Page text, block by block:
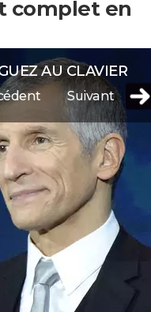
complet en
AU CLAVIER
Suivant